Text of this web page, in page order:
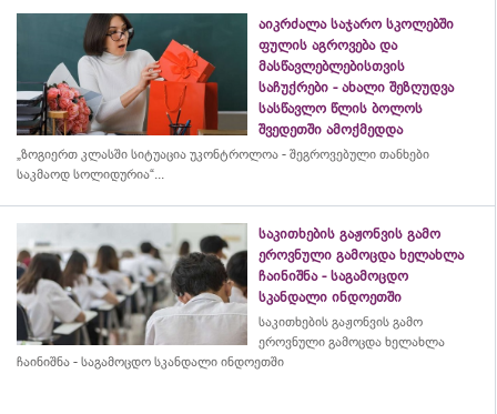
აიკრძალა საჯარო სკოლებში
ფულის აგროვება და
მასწავლებლებისთვის
საჩუქრები - ახალი შეზღუდვა
სასწავლო წლის ბოლოს
შვედეთში ამოქმედდა
„ზოგიერთ კლასში სიტუაცია უკონტროლოა - შეგროვებული თანხები
საკმაოდ სოლიდურია“...
საკითხების გაჟონვის გამო
ეროვნული გამოცდა ხელახლა
ჩაინიშნა - საგამოცდო
სკანდალი ინდოეთში
საკითხების გაჟონვის გამო
ეროვნული გამოცდა ხელახლა
ჩაინიშნა - საგამოცდო სკანდალი ინდოეთში